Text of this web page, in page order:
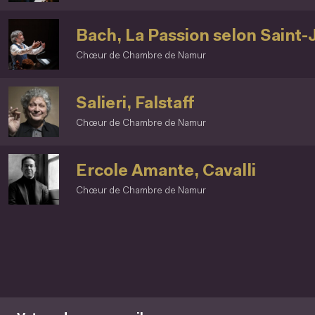
Chœur de Chambre de Namur
Bach, La Passion selon Saint-
Chœur de Chambre de Namur
Salieri, Falstaff
Chœur de Chambre de Namur
Ercole Amante, Cavalli